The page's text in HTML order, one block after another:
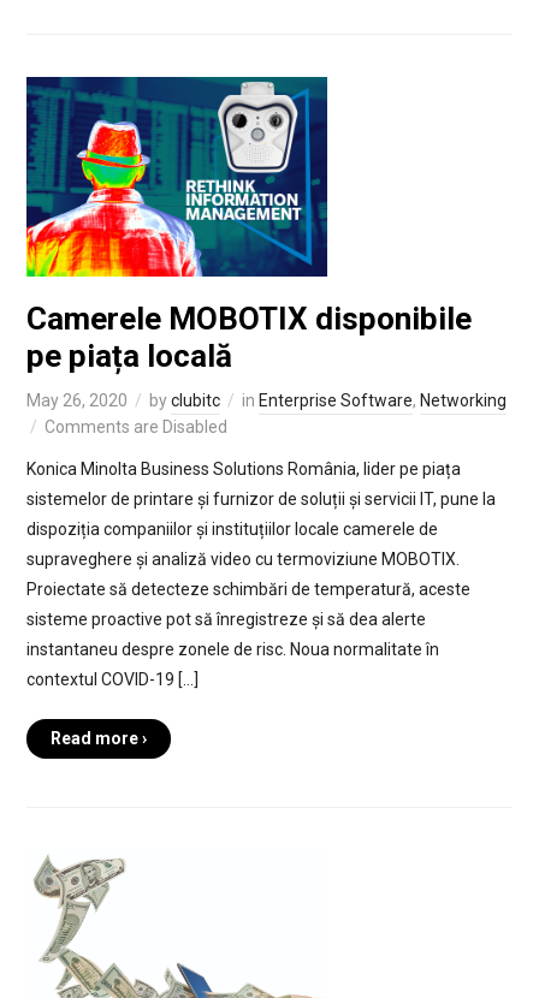
Camerele MOBOTIX disponibile
pe piața locală
May 26, 2020 byclubitc in Enterprise Software, Networking
Comments are Disabled
Konica Minolta Business Solutions România, lider pe piața
sistemelor de printare și furnizor de soluții și servicii IT, pune la
dispoziția companiilor și instituțiilor locale camerele de
supraveghere și analiză video cu termoviziune MOBOTIX.
Proiectate să detecteze schimbări de temperatură, aceste
sisteme proactive pot să înregistreze și să dea alerte
instantaneu despre zonele de risc. Noua normalitate în
contextul COVID-19 […]
Read more ›